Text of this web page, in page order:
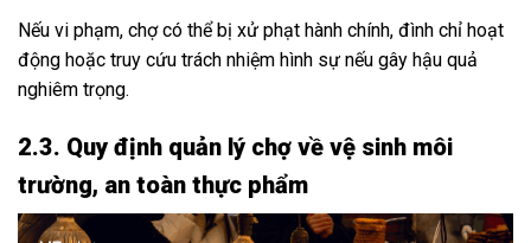
Nếu vi phạm, chợ có thể bị xử phạt hành chính, đình chỉ hoạt
động hoặc truy cứu trách nhiệm hình sự nếu gây hậu quả
nghiêm trọng.
2.3. Quy định quản lý chợ về vệ sinh môi
trường, an toàn thực phẩm